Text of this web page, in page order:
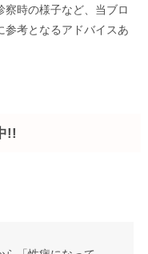
時の様子など、当ブロ
参考となるアドバイスあ
!!